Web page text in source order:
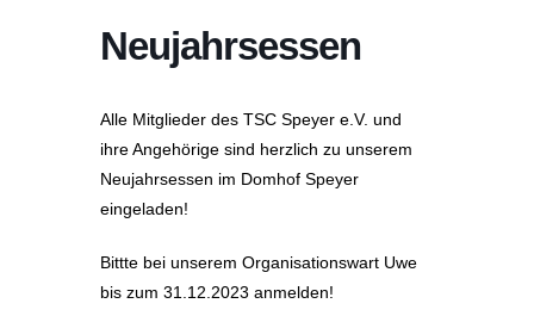
Neujahrsessen
Alle Mitglieder des TSC Speyer e.V. und
ihre Angehörige sind herzlich zu unserem
Neujahrsessen im Domhof Speyer
eingeladen!
Bittte bei unserem Organisationswart Uwe
bis zum 31.12.2023 anmelden!